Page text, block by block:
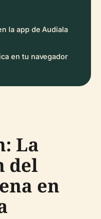
la app de Audiala
en tu navegador
La
del
en